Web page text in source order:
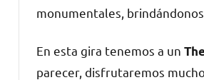
monumentales,
En esta gira tenemos a un
parecer, disfrutaremos